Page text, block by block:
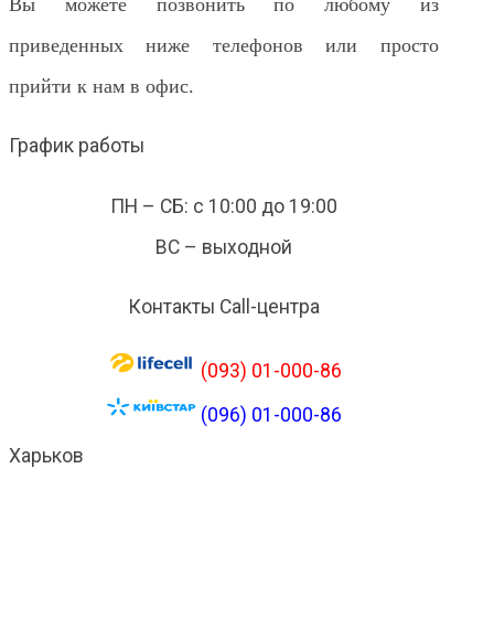
приведенных ниже телефонов или просто
прийти к нам в офис.
График работы
ПН – СБ: с 10:00 до 19:00
ВС – выходной
Контакты Call-центра
(093) 01-000-86
(096) 01-000-86
Харьков